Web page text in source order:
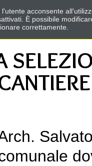
acconsente
È possibile
correttamente.